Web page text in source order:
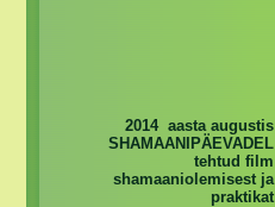
2014 aasta augustis
SHAMAANIPÄEVADEL
tehtud film
shamaaniolemisest ja
praktikat